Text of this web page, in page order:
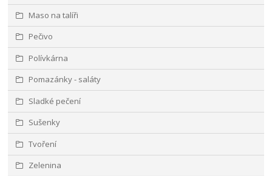
Maso na talíři
Pečivo
Polívkárna
Pomazánky - saláty
Sladké pečení
Sušenky
Tvoření
Zelenina